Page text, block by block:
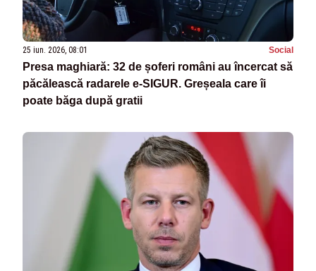
25 iun. 2026, 08:01 Social
Presa maghiară: 32 de șoferi români au încercat să
păcălească radarele e-SIGUR. Greșeala care îi
poate băga după gratii